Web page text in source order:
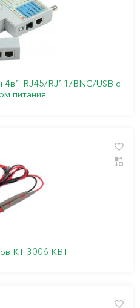
4в1 RJ45/RJ11/BNC/USB с
питания
KT 3006 КВТ